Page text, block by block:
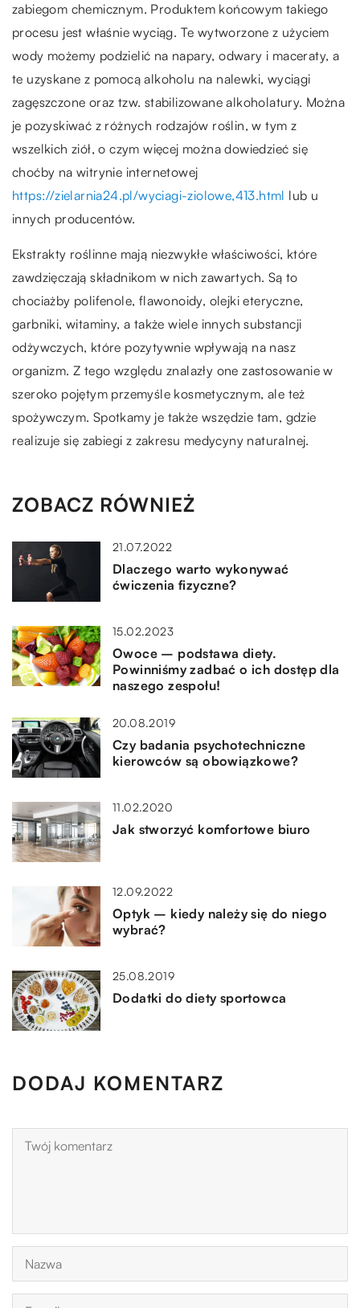
zabiegom chemicznym. Produktem końcowym takiego
procesu jest właśnie wyciąg. Te wytworzone z użyciem
wody możemy podzielić na napary, odwary i maceraty, a
te uzyskane z pomocą alkoholu na nalewki, wyciągi
zagęszczone oraz tzw. stabilizowane alkoholatury. Można
je pozyskiwać z różnych rodzajów roślin, w tym z
wszelkich ziół, o czym więcej można dowiedzieć się
choćby na witrynie internetowej
https://zielarnia24.pl/wyciagi-ziolowe,413.html lub u
innych producentów.
Ekstrakty roślinne mają niezwykłe właściwości, które
zawdzięczają składnikom w nich zawartych. Są to
chociażby polifenole, flawonoidy, olejki eteryczne,
garbniki, witaminy, a także wiele innych substancji
odżywczych, które pozytywnie wpływają na nasz
organizm. Z tego względu znalazły one zastosowanie w
szeroko pojętym przemyśle kosmetycznym, ale też
spożywczym. Spotkamy je także wszędzie tam, gdzie
realizuje się zabiegi z zakresu medycyny naturalnej.
ZOBACZ RÓWNIEŻ
21.07.2022
Dlaczego warto wykonywać
ćwiczenia fizyczne?
15.02.2023
Owoce – podstawa diety.
Powinniśmy zadbać o ich dostęp dla
naszego zespołu!
20.08.2019
Czy badania psychotechniczne
kierowców są obowiązkowe?
11.02.2020
Jak stworzyć komfortowe biuro
12.09.2022
Optyk – kiedy należy się do niego
wybrać?
25.08.2019
Dodatki do diety sportowca
DODAJ KOMENTARZ